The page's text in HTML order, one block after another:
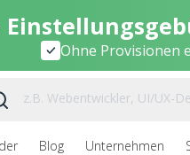
Ohne Provisionen
Blog Unternehmen